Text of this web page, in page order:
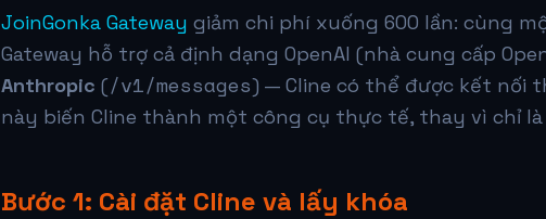
JoinGonka Gateway giảm chi phí xuống 600 lần: cùng
Gateway hỗ trợ cả định dạng OpenAI (nhà cung cấp
Anthropic (/v1/messages) — Cline có thể được kết nối
này biến Cline thành một công cụ thực tế, thay vì chỉ
Bước 1: Cài đặt Cline và lấy khóa